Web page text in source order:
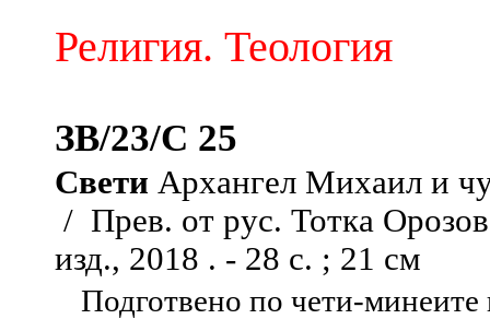
Религия. Теология
ЗВ/23/С 25
Свети Архангел Михаил и
/ Прев. от рус. Тотка
изд., 2018 . - 28 с. ; 21 см
Подготвено по чети-